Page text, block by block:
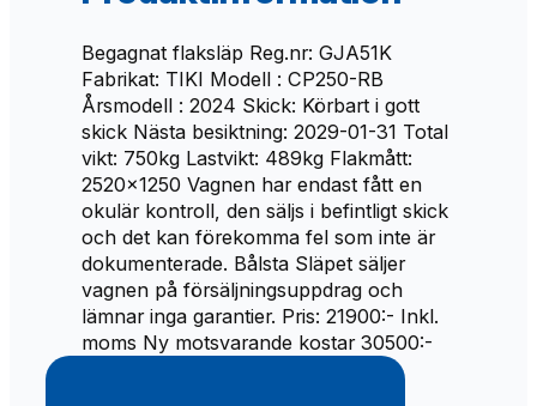
2
1
9
0
0
,
0
0
0
,
0
0
k
r
.
Begagnat flaksläp Reg.nr: GJA51K
Fabrikat: TIKI Modell : CP250-RB
Årsmodell : 2024 Skick: Körbart i gott
skick Nästa besiktning: 2029-01-31 Total
vikt: 750kg Lastvikt: 489kg Flakmått:
2520×1250 Vagnen har endast fått en
okulär kontroll, den säljs i befintligt skick
och det kan förekomma fel som inte är
dokumenterade. Bålsta Släpet säljer
vagnen på försäljningsuppdrag och
lämnar inga garantier. Pris: 21900:- Inkl.
moms Ny motsvarande kostar 30500:-